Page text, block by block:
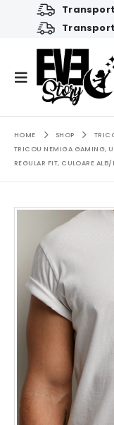
HOME SHOP
TRICOU NEMIGA GAMING,
REGULAR FIT, CULOARE ALB/